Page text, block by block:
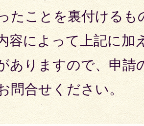
たことを裏付けるも
容によって上記に加
ありますので、申請
問合せください。